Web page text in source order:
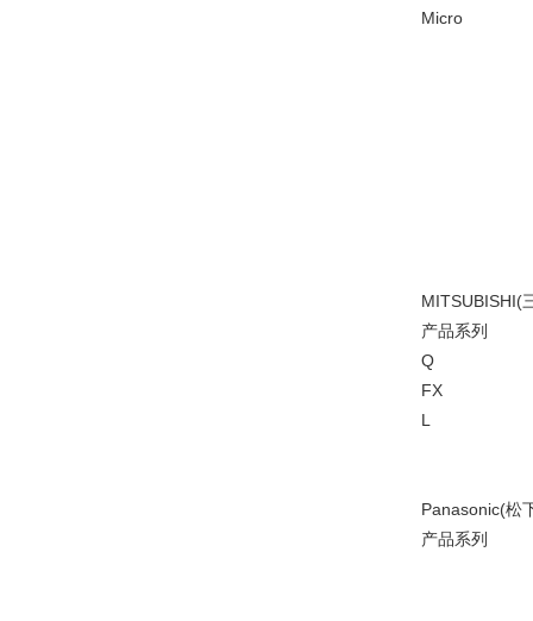
Micro
MITSUBISHI(
产品系列
Q
FX
L
Panasonic(松
产品系列